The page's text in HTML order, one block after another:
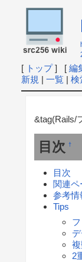
[ トップ] [ 編
新規 | 一覧| 検
&tag(Rails/
目次 †
目次
関連ペ
参考情
Tips
2